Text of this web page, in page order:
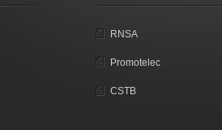
RNSA
Promotelec
CSTB